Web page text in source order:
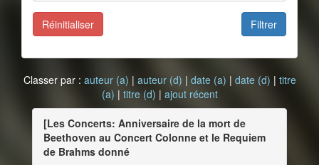
Filtrer
Réinitialiser
Classer par : auteur (a) | auteur (d) | date (a) | date (d) | titre
(a) | titre (d) | ajout récent
[Les Concerts: Anniversaire de la mort de
Beethoven au Concert Colonne et le Requiem
de Brahms donné